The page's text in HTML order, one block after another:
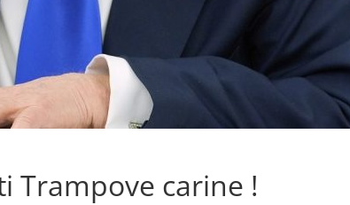
Trampove carine !